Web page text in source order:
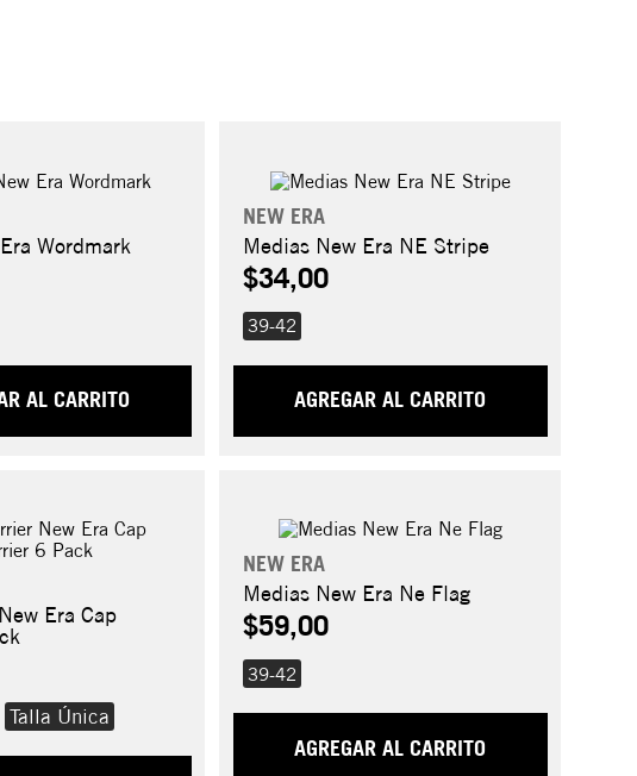
Wordmark
AL CARRITO
NEW ERA
Medias New Era NE Stripe
$34,00
39-42
AGREGAR AL CARRITO
Era Cap
Talla Única
NEW ERA
Medias New Era Ne Flag
$59,00
39-42
AGREGAR AL CARRITO